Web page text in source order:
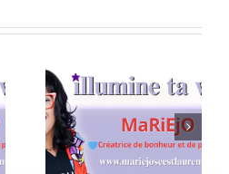
Dernier numéro de
l’Année 8